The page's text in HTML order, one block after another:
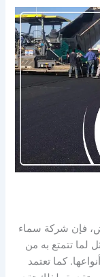
فإن شركة سماء
لما تتمتع به من
كما تعتمد